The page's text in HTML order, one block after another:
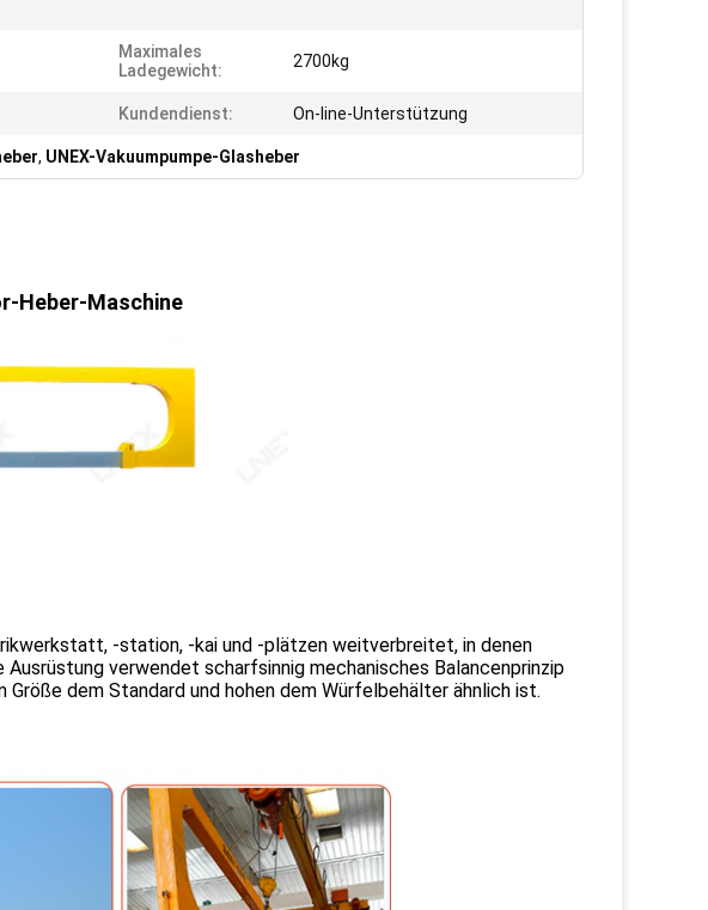
Maximales
Ladegewicht:
2700kg
Kundendienst: On-line-Unterstützung
, UNEX-Vakuumpumpe-Glasheber
Heber-Maschine
-station, -kai und -plätzen weitverbreitet, in denen
verwendet scharfsinnig mechanisches Balancenprinzip
Größe dem Standard und hohen dem Würfelbehälter ähnlich ist.